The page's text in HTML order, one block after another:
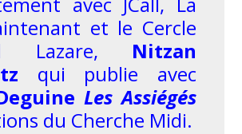
et le Cercle
Lazare, Nitzan
qui publie avec
Les Assiégés
du Cherche Midi.